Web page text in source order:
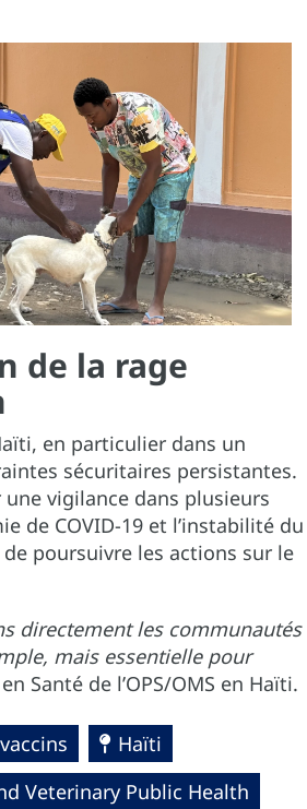
de la rage
en particulier dans un
sécuritaires persistantes.
vigilance dans plusieurs
de COVID-19 et l’instabilité du
poursuivre les actions sur le
directement les communautés
mais essentielle pour
Santé de l’OPS/OMS en Haïti.
Haïti
Veterinary Public Health